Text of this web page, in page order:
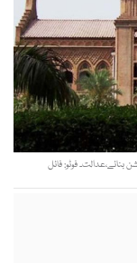
فوٹو: فائل